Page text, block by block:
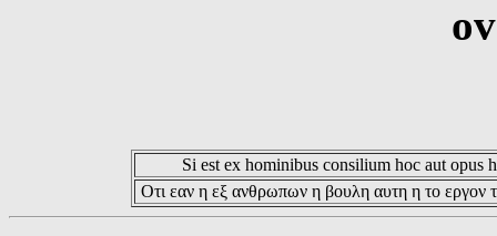
Si est ex hominibus consilium hoc aut opus
Οτι εαν η εξ ανθρωπων η βουλη αυτη η το εργον